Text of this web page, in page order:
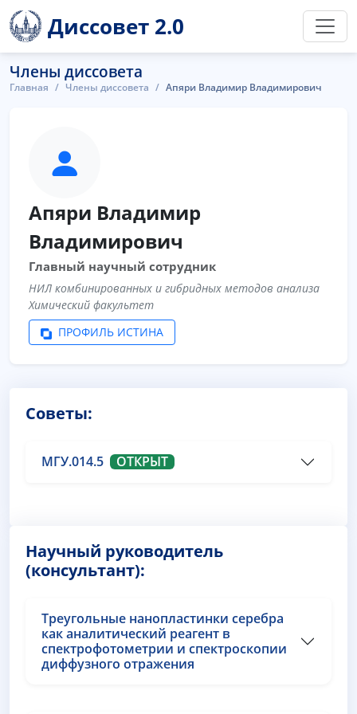
Диссовет 2.0
Члены диссовета
Главная Члены диссовета Апяри Владимир Владимирович
Апяри Владимир
Владимирович
Главный научный сотрудник
НИЛ комбинированных и гибридных методов анализа
Химический факультет
ПРОФИЛЬ ИСТИНА
Советы:
МГУ.014.5 ОТКРЫТ
Научный руководитель
(консультант):
Треугольные нанопластинки серебра
как аналитический реагент в
спектрофотометрии и спектроскопии
диффузного отражения